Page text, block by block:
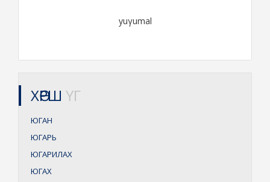
yuγumal
ХӨРШ ҮГ
ЮГАН
ЮГАРЬ
ЮГАРИЛАХ
ЮГАХ